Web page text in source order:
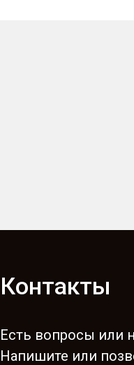
Контакты
Есть вопросы или
Напишите или